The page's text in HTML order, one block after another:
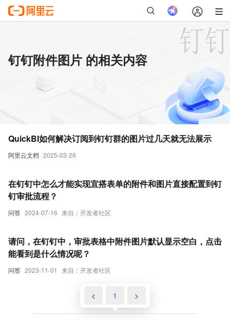
钉钉附件图片 的相关内容
阿里云文档 2025-03-26
QuickBI如何解决订阅到钉钉群的图片过几天就无法展示
问答 2024-07-16 来自：开发者社区
在钉钉中怎么才能实现宜搭表单的附件和图片直接配置到钉
钉审批流程？
问答 2023-11-01 来自：开发者社区
请问，在钉钉中，审批表格中附件图片默认显示空白，点击
能看到是什么情况呢？
< 1 >